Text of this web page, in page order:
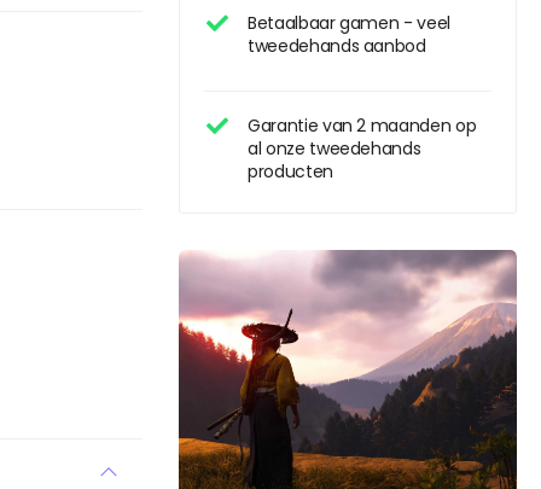
Betaalbaar gamen - veel
tweedehands aanbod
Garantie van 2 maanden op
al onze tweedehands
producten